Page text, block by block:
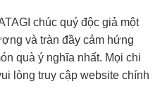
chúc quý độc giả một
và tràn đầy cảm hứng
quà ý nghĩa nhất. Mọi chi
lòng truy cập website chính